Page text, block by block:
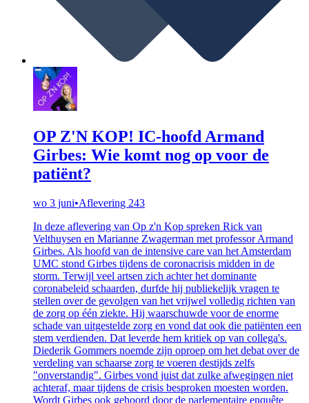
OP Z'N KOP! IC-hoofd Armand
Girbes: Wie komt nog op voor de
patiënt?
wo 3 juni•Aflevering 243
In deze aflevering van Op z'n Kop spreken Rick van
Velthuysen en Marianne Zwagerman met professor Armand
Girbes. Als hoofd van de intensive care van het Amsterdam
UMC stond Girbes tijdens de coronacrisis midden in de
storm. Terwijl veel artsen zich achter het dominante
coronabeleid schaarden, durfde hij publiekelijk vragen te
stellen over de gevolgen van het vrijwel volledig richten van
de zorg op één ziekte. Hij waarschuwde voor de enorme
schade van uitgestelde zorg en vond dat ook die patiënten een
stem verdienden. Dat leverde hem kritiek op van collega's.
Diederik Gommers noemde zijn oproep om het debat over de
verdeling van schaarse zorg te voeren destijds zelfs
"onverstandig". Girbes vond juist dat zulke afwegingen niet
achteraf, maar tijdens de crisis besproken moesten worden.
Wordt Girbes ook gehoord door de parlementaire enquête